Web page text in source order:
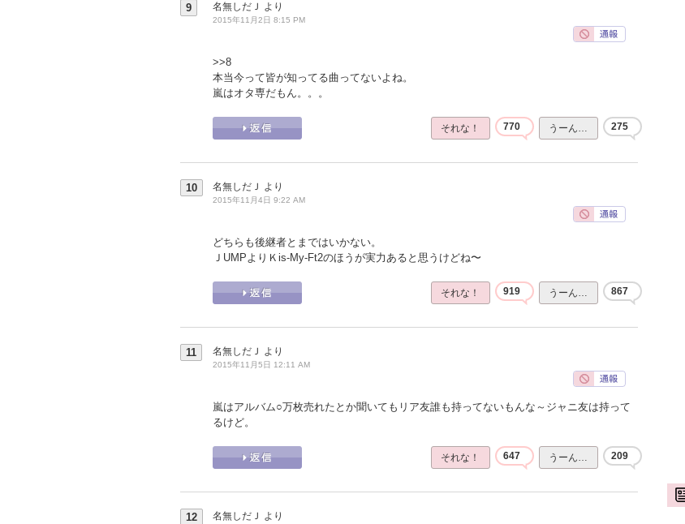
9 名無しだＪ より
2015年11月2日 8:15 PM
>>8
本当今って皆が知ってる曲ってないよね。
嵐はオタ専だもん。。。
それな！ 770 うーん… 275
10 名無しだＪ より
2015年11月4日 9:22 AM
どちらも後継者とまではいかない。
ＪUMPよりＫis-My-Ft2のほうが実力あると思うけどね〜
それな！ 919 うーん… 867
11 名無しだＪ より
2015年11月5日 12:11 AM
嵐はアルバム○万枚売れたとか聞いてもリア友誰も持ってないもんな～ジャニ友は持って
るけど。
それな！ 647 うーん… 209
12 名無しだＪ より